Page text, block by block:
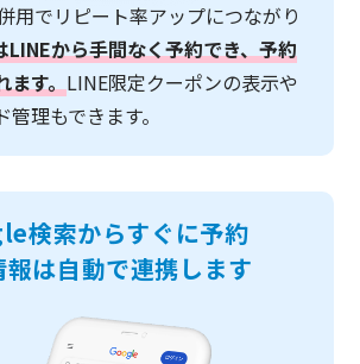
用でリピート率アップにつながり
LINEから手間なく予約でき、予約
ます。LINE限定クーポンの表示や
理もできます。
検索からすぐに予約
報は自動で連携します